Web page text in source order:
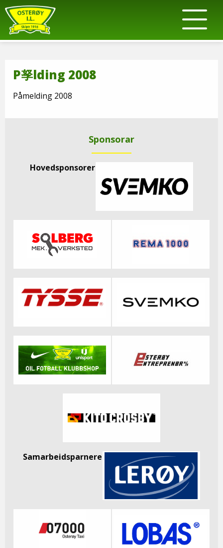
P孥lding 2008
Påmelding 2008
Sponsorar
Hovedsponsorer
Samarbeidsparnere